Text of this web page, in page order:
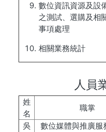
數位資訊資源及設
之測試、選購及相
事項處理
相關業務統計
人員
姓
名
職掌
吳
數位媒體與推廣服